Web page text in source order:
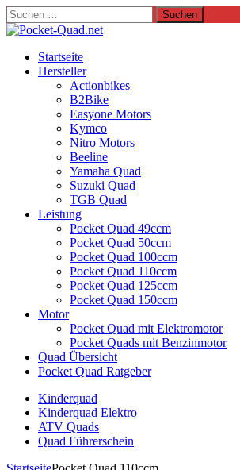
Suchen
nach:
Startseite
Hersteller
Actionbikes
B2Bike
Easyone Motors
Kymco
Nitro Motors
Beeline
Yamaha Quad
Suzuki Quad
TGB Quad
Leistung
Pocket Quad 49ccm
Pocket Quad 50ccm
Pocket Quad 100ccm
Pocket Quad 110ccm
Pocket Quad 125ccm
Pocket Quad 150ccm
Motor
Pocket Quad mit Elektromotor
Pocket Quads mit Benzinmotor
Quad Übersicht
Pocket Quad Ratgeber
Kinderquad
Kinderquad Elektro
ATV Quads
Quad Führerschein